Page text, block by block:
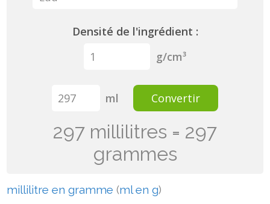
Densité de l'ingrédient :
g/cm³
ml Convertir
297 millilitres = 297
grammes
millilitre en gramme (ml en g)